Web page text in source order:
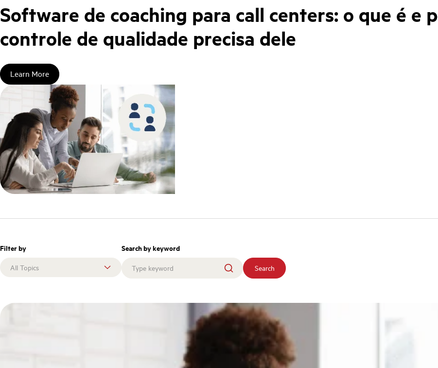
Software de coaching para call centers: o que é e
controle de qualidade precisa dele
Learn More
Filter by Search by keyword
Search